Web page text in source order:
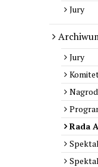
Jury
Jury
Rada